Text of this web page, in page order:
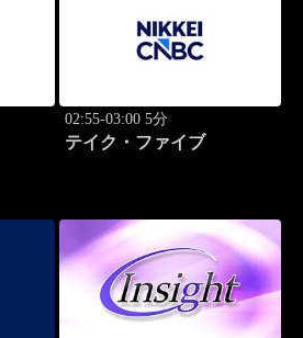
02:55-03:00 5分
テイク・ファイブ